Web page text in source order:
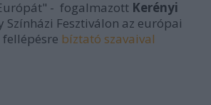
- fogalmazott Kerényi
Színházi Fesztiválon az európai
bíztató szavaival